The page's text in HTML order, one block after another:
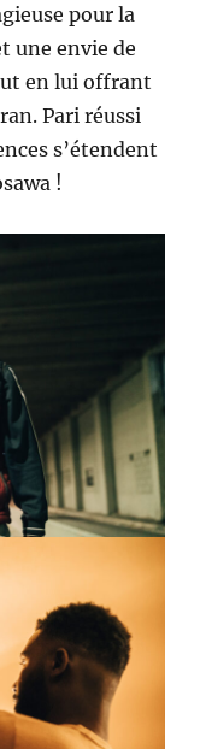
pour la
une envie de
en lui offrant
Pari réussi
s’étendent
!